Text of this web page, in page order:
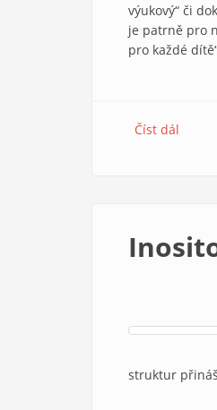
výukový“ či
je patrně pro
pro každé
Číst dál
struktur